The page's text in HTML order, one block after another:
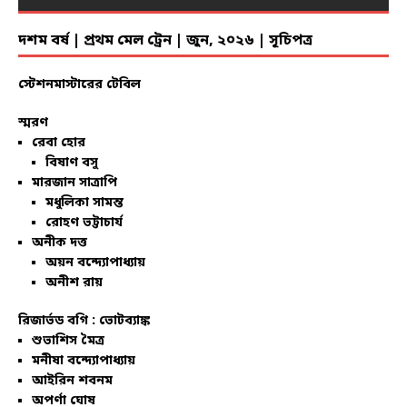
দশম বর্ষ | প্রথম মেল ট্রেন | জুন, ২০২৬ | সূচিপত্র
স্টেশনমাস্টারের টেবিল
স্মরণ
রেবা হোর
বিষাণ বসু
মারজান সাত্রাপি
মধুলিকা সামন্ত
রোহণ ভট্টাচার্য
অনীক দত্ত
অয়ন বন্দ্যোপাধ্যায়
অনীশ রায়
রিজার্ভড বগি : ভোটব্যাঙ্ক
শুভাশিস মৈত্র
মনীষা বন্দ্যোপাধ্যায়
আইরিন শবনম
অপর্ণা ঘোষ